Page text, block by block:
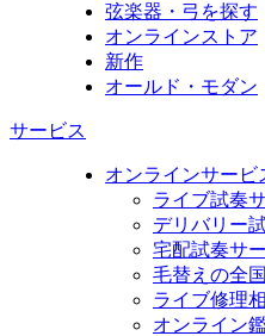
弦楽器・弓を探す
オンラインストア
新作
オールド・モダン
サービス
オンラインサービ
ライブ試奏
デリバリー
宅配試奏サ
毛替えの全
ライブ修理
オンライン